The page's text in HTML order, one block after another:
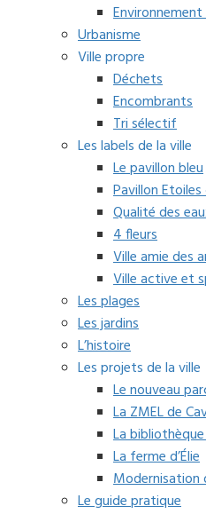
Urbanisme
Ville propre
Déchets
Encombrants
Tri sélectif
Les labels de la ville
Le pavillon bleu
Pavillon
Qualité des
4 fleurs
Ville amie des
Ville active et
Les plages
Les jardins
L’histoire
Les projets de la ville
Le nouveau
La ZMEL de
La
La ferme d’Élie
Modernisation
Le guide pratique